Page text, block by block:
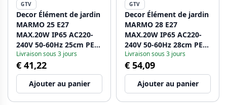
GTV
Decor Élément de jardin
MARMO 25 E27
MAX.20W IP65 AC220-
240V 50-60Hz 25cm PE
1208963934
Livraison sous 3 jours
€ 41,22
Ajouter au panier
GTV
Decor Élément de jardin
MARMO 28 E27
MAX.20W IP65 AC220-
240V 50-60Hz 28cm PE
1208963935
Livraison sous 3 jours
€ 54,09
Ajouter au panier